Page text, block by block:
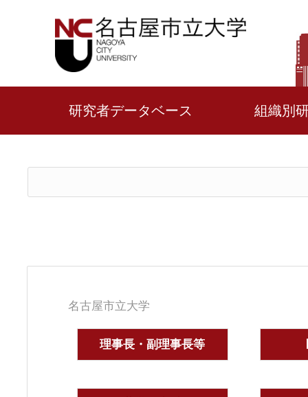
研究者データベース 組織別
名古屋市立大学
理事長・副理事長等